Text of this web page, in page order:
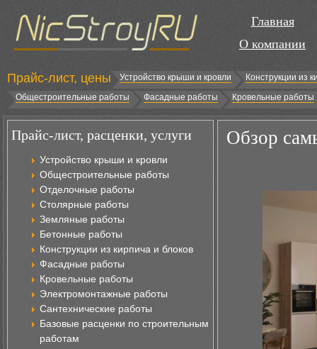
Главная
О компании
Прайс-лист, цены Устройство крыши и кровли
Конструкции из
Общестроительные работы
Фасадные работы Кровельные работы
Прайс-лист, расценки, услуги
Устройство крыши и кровли
Общестроительные работы
Отделочные работы
Столярные работы
Земляные работы
Бетонные работы
Конструкции из кирпича и блоков
Фасадные работы
Кровельные работы
Электромонтажные работы
Сантехнические работы
Базовые расценки по строительным
работам
Обзор